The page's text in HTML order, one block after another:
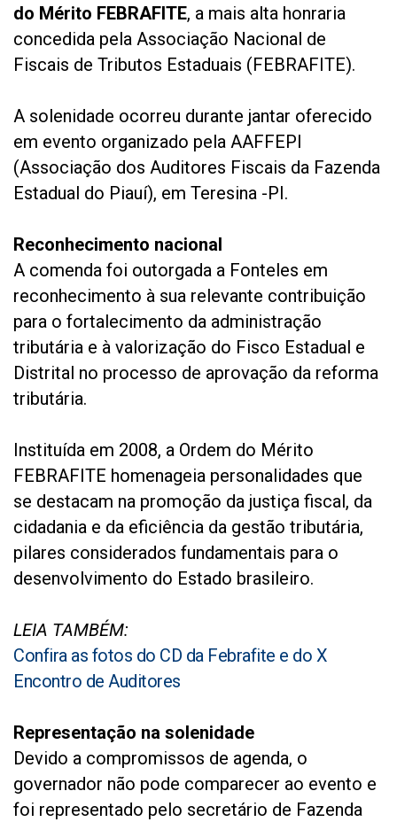
do Mérito FEBRAFITE, a mais alta honraria
concedida pela Associação Nacional de
Fiscais de Tributos Estaduais (FEBRAFITE).
A solenidade ocorreu durante jantar oferecido
em evento organizado pela AAFFEPI
(Associação dos Auditores Fiscais da Fazenda
Estadual do Piauí), em Teresina -PI.
Reconhecimento nacional
A comenda foi outorgada a Fonteles em
reconhecimento à sua relevante contribuição
para o fortalecimento da administração
tributária e à valorização do Fisco Estadual e
Distrital no processo de aprovação da reforma
tributária.
Instituída em 2008, a Ordem do Mérito
FEBRAFITE homenageia personalidades que
se destacam na promoção da justiça fiscal, da
cidadania e da eficiência da gestão tributária,
pilares considerados fundamentais para o
desenvolvimento do Estado brasileiro.
LEIA TAMBÉM:
Confira as fotos do CD da Febrafite e do X
Encontro de Auditores
Representação na solenidade
Devido a compromissos de agenda, o
governador não pode comparecer ao evento e
foi representado pelo secretário de Fazenda